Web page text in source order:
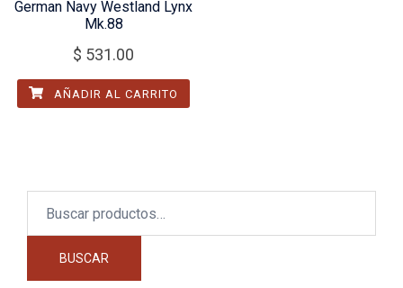
German Navy Westland Lynx
Mk.88
$ 531.00
AÑADIR AL CARRITO
BUSCAR